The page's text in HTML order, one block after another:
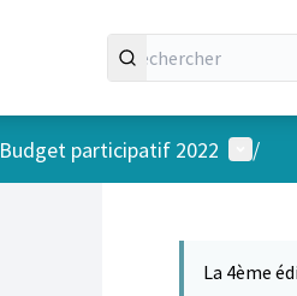
Budget participatif 2022 Menu
/
La 4ème